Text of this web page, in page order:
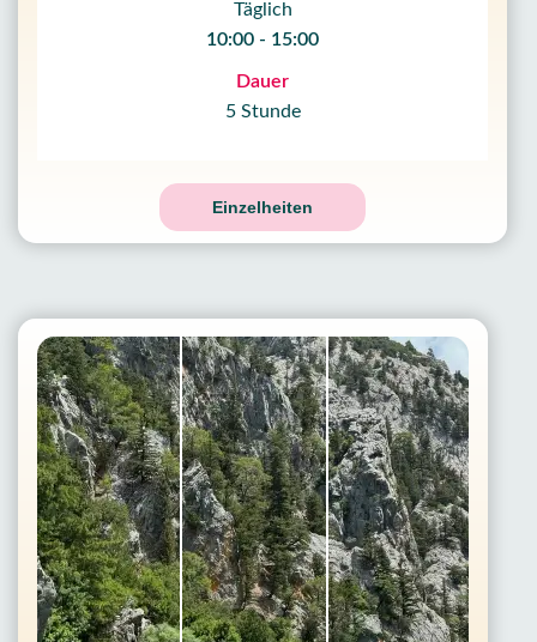
Täglich
10:00 - 15:00
Dauer
5 Stunde
Einzelheiten